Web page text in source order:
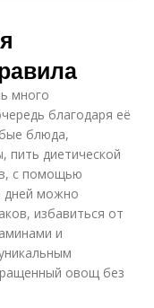
много
благодаря её
блюда,
пить диетической
с помощью
дней можно
избавиться от
и
овощ без